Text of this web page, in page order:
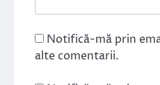
Notifică-mă prin
alte comentarii.